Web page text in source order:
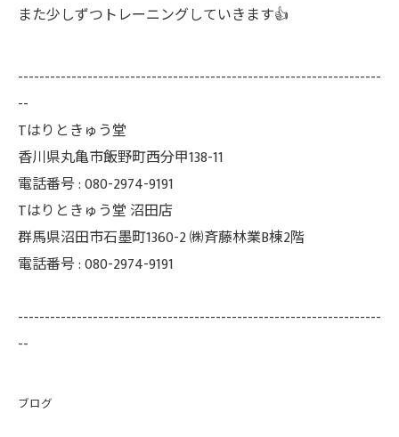
また少しずつトレーニングしていきます👍
--------------------------------------------------------------------
--
Tはりときゅう堂
香川県丸亀市飯野町西分甲138-11
電話番号 : 080-2974-9191
Tはりときゅう堂 沼田店
群馬県沼田市石墨町1360-2 ㈱斉藤林業B棟2階
電話番号 : 080-2974-9191
--------------------------------------------------------------------
--
ブログ